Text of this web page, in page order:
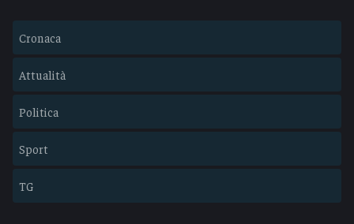
Cronaca
Attualità
Politica
Sport
TG